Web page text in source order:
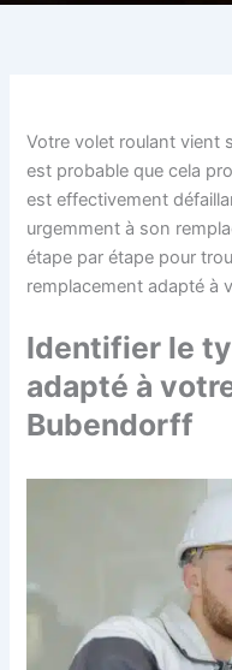
Votre volet roulant vient
est probable que cela
est effectivement
urgemment à son
étape par étape pour
remplacement adapté à
Identifier le
adapté à
Bubendorff